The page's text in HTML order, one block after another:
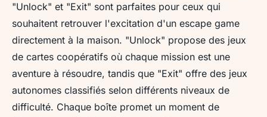
"Unlock" et "Exit" sont parfaites pour ceux qui
souhaitent retrouver l'excitation d'un escape game
directement à la maison. "Unlock" propose des jeux
de cartes coopératifs où chaque mission est une
aventure à résoudre, tandis que "Exit" offre des jeux
autonomes classifiés selon différents niveaux de
difficulté. Chaque boîte promet un moment de